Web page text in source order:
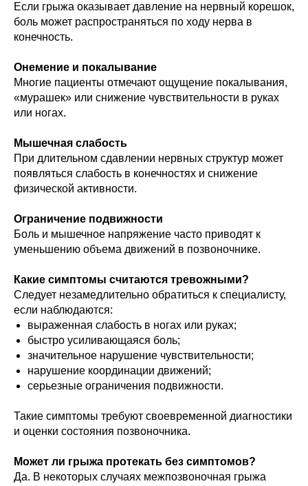
Если грыжа оказывает давление на нервный корешок,
боль может распространяться по ходу нерва в
конечность.
Онемение и покалывание
Многие пациенты отмечают ощущение покалывания,
«мурашек» или снижение чувствительности в руках
или ногах.
Мышечная слабость
При длительном сдавлении нервных структур может
появляться слабость в конечностях и снижение
физической активности.
Ограничение подвижности
Боль и мышечное напряжение часто приводят к
уменьшению объема движений в позвоночнике.
Какие симптомы считаются тревожными?
Следует незамедлительно обратиться к специалисту,
если наблюдаются:
выраженная слабость в ногах или руках;
быстро усиливающаяся боль;
значительное нарушение чувствительности;
нарушение координации движений;
серьезные ограничения подвижности.
Такие симптомы требуют своевременной диагностики
и оценки состояния позвоночника.
Может ли грыжа протекать без симптомов?
Да. В некоторых случаях межпозвоночная грыжа